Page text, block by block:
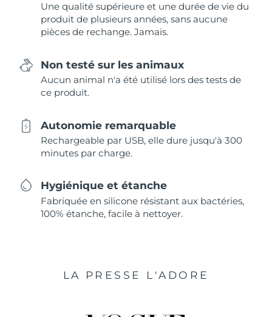
Une qualité supérieure et une durée de vie du
produit de plusieurs années, sans aucune
pièces de rechange. Jamais.
Non testé sur les animaux
Aucun animal n'a été utilisé lors des tests de
ce produit.
Autonomie remarquable
Rechargeable par USB, elle dure jusqu'à 300
minutes par charge.
Hygiénique et étanche
Fabriquée en silicone résistant aux bactéries,
100% étanche, facile à nettoyer.
LA PRESSE L'ADORE